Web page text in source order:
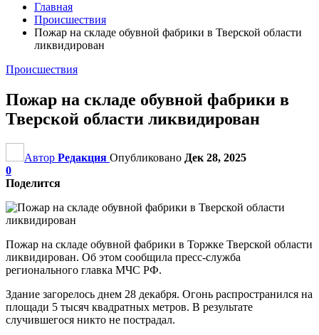
Главная
Происшествия
Пожар на складе обувной фабрики в Тверской области
ликвидирован
Происшествия
Пожар на складе обувной фабрики в
Тверской области ликвидирован
Автор Редакция Опубликовано Дек 28, 2025
0
Поделится
Пожар на складе обувной фабрики в Торжке Тверской области
ликвидирован. Об этом сообщила пресс-служба
регионального главка МЧС РФ.
Здание загорелось днем 28 декабря. Огонь распространился на
площади 5 тысяч квадратных метров. В результате
случившегося никто не пострадал.